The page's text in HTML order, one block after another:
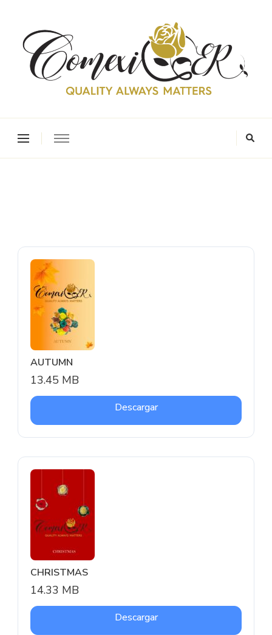
AUTUMN
13.45 MB
Descargar
CHRISTMAS
14.33 MB
Descargar